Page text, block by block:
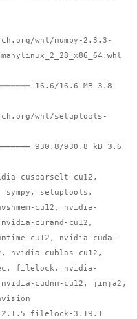
whl/numpy-2.3.3-
16.6/16.6 MB 3.8
whl/setuptools-
930.8/930.8 kB 3.6
cusparselt-cu12,
setuptools,
cu12, nvidia-
curand-cu12,
cu12, nvidia-cuda-
nvidia-cublas-cu12,
filelock, nvidia-
cudnn-cu12, jinja2,
2.1.5 filelock-3.19.1